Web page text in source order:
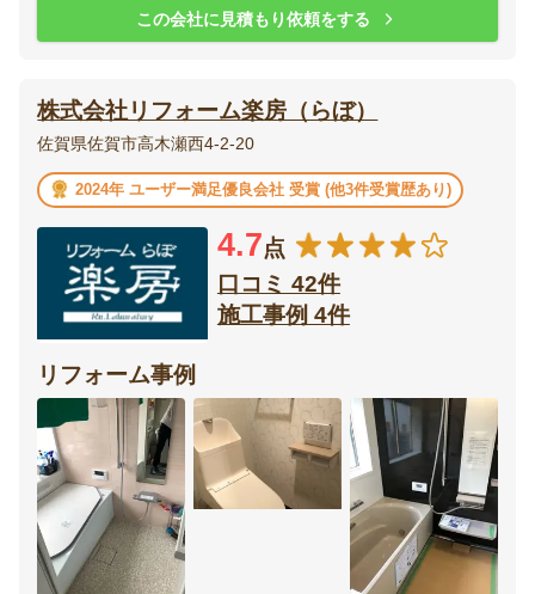
この会社に見積もり依頼をする
株式会社リフォーム楽房（らぼ）
佐賀県佐賀市高木瀬西4-2-20
2024年 ユーザー満足優良会社 受賞 (他3件受賞歴あり)
4.7点
口コミ 42件
施工事例 4件
リフォーム事例